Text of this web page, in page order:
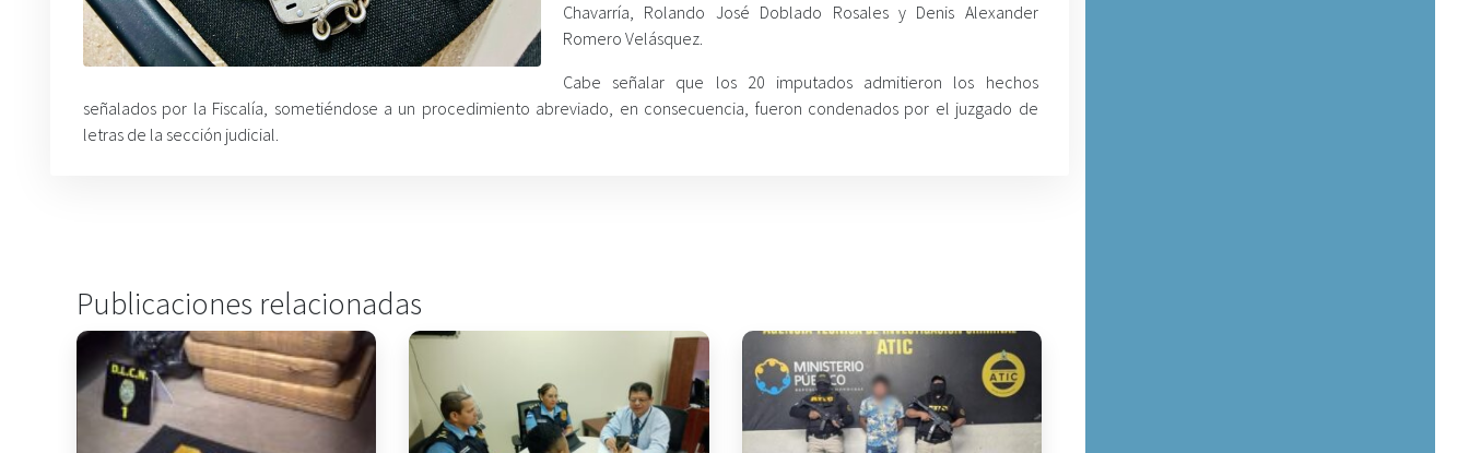
Chavarría, Rolando José Doblado Rosales y Denis Alexander
Romero Velásquez.
Cabe señalar que los 20 imputados admitieron los hechos
señalados por la Fiscalía, sometiéndose a un procedimiento abreviado, en consecuencia, fueron condenados por el juzgado de
letras de la sección judicial.
Publicaciones relacionadas